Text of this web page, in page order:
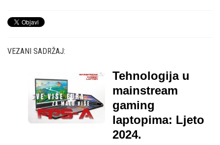
VEZANI SADRŽAJ:
Tehnologija u
mainstream
gaming
laptopima: Ljeto
2024.